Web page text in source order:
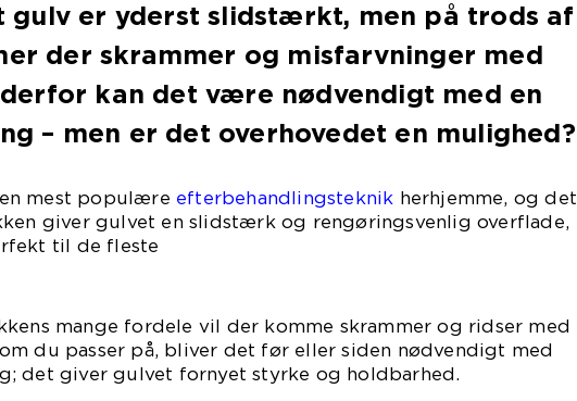
gulv er yderst slidstærkt, men på trods af
der skrammer og misfarvninger med
kan det være nødvendigt med en
– men er det overhovedet en mulighed?
mest populære efterbehandlingsteknik herhjemme, og det
giver gulvet en slidstærk og rengøringsvenlig overflade,
til de fleste
mange fordele vil der komme skrammer og ridser med
du passer på, bliver det før eller siden nødvendigt med
det giver gulvet fornyet styrke og holdbarhed.